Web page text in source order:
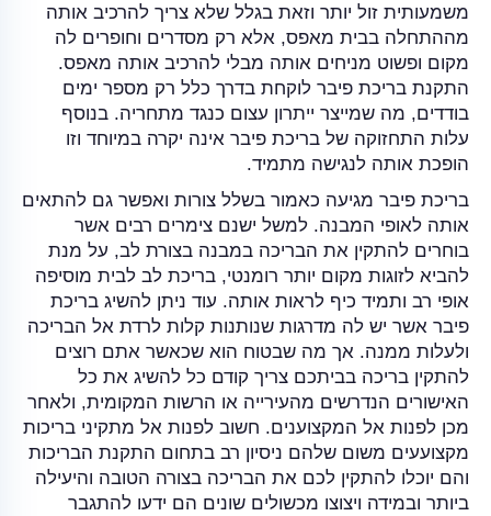
משמעותית זול יותר וזאת בגלל שלא צריך להרכיב אותה
מההתחלה בבית מאפס, אלא רק מסדרים וחופרים לה
מקום ופשוט מניחים אותה מבלי להרכיב אותה מאפס.
התקנת בריכת פיבר לוקחת בדרך כלל רק מספר ימים
בודדים, מה שמייצר ייתרון עצום כנגד מתחריה. בנוסף
עלות התחזוקה של בריכת פיבר אינה יקרה במיוחד וזו
הופכת אותה לנגישה מתמיד.
בריכת פיבר מגיעה כאמור בשלל צורות ואפשר גם להתאים
אותה לאופי המבנה. למשל ישנם צימרים רבים אשר
בוחרים להתקין את הבריכה במבנה בצורת לב, על מנת
להביא לזוגות מקום יותר רומנטי, בריכת לב לבית מוסיפה
אופי רב ותמיד כיף לראות אותה. עוד ניתן להשיג בריכת
פיבר אשר יש לה מדרגות שנותנות קלות לרדת אל הבריכה
ולעלות ממנה. אך מה שבטוח הוא שכאשר אתם רוצים
להתקין בריכה בביתכם צריך קודם כל להשיג את כל
האישורים הנדרשים מהעירייה או הרשות המקומית, ולאחר
מכן לפנות אל המקצוענים. חשוב לפנות אל מתקיני בריכות
מקצועעים משום שלהם ניסיון רב בתחום התקנת הבריכות
והם יוכלו להתקין לכם את הבריכה בצורה הטובה והיעילה
ביותר ובמידה ויצוצו מכשולים שונים הם ידעו להתגבר